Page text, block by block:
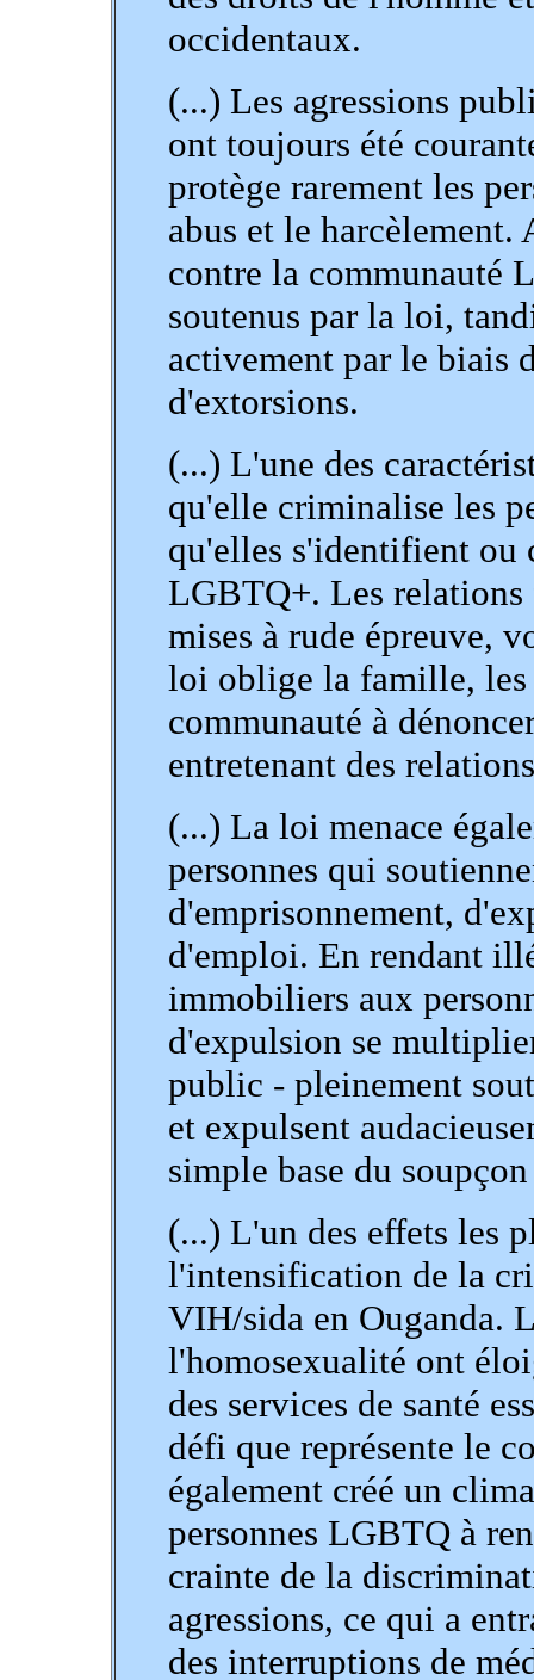
occidentaux.
(...) Les agressions
ont toujours été
protège rarement les
abus et le
contre la communauté
soutenus par la loi,
activement par le biais
d'extorsions.
(...) L'une des
qu'elle criminalise les
qu'elles s'identifient ou
LGBTQ+. Les
mises à rude épreuve,
loi oblige la famille, les
communauté à
entretenant des
(...) La loi menace
personnes qui
d'emprisonnement,
d'emploi. En rendant
immobiliers aux
d'expulsion se
public - pleinement
et expulsent
simple base du
(...) L'un des effets les
l'intensification de la
VIH/sida en Ouganda.
l'homosexualité ont
des services de santé
défi que représente le
également créé un
personnes LGBTQ à
crainte de la
agressions, ce qui a
des interruptions de